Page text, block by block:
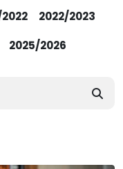
2022/2023
2025/2026